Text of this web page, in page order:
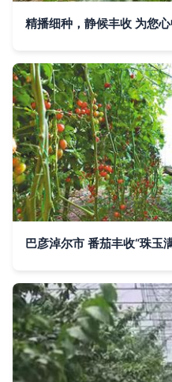
精播细种，静候丰收 为您